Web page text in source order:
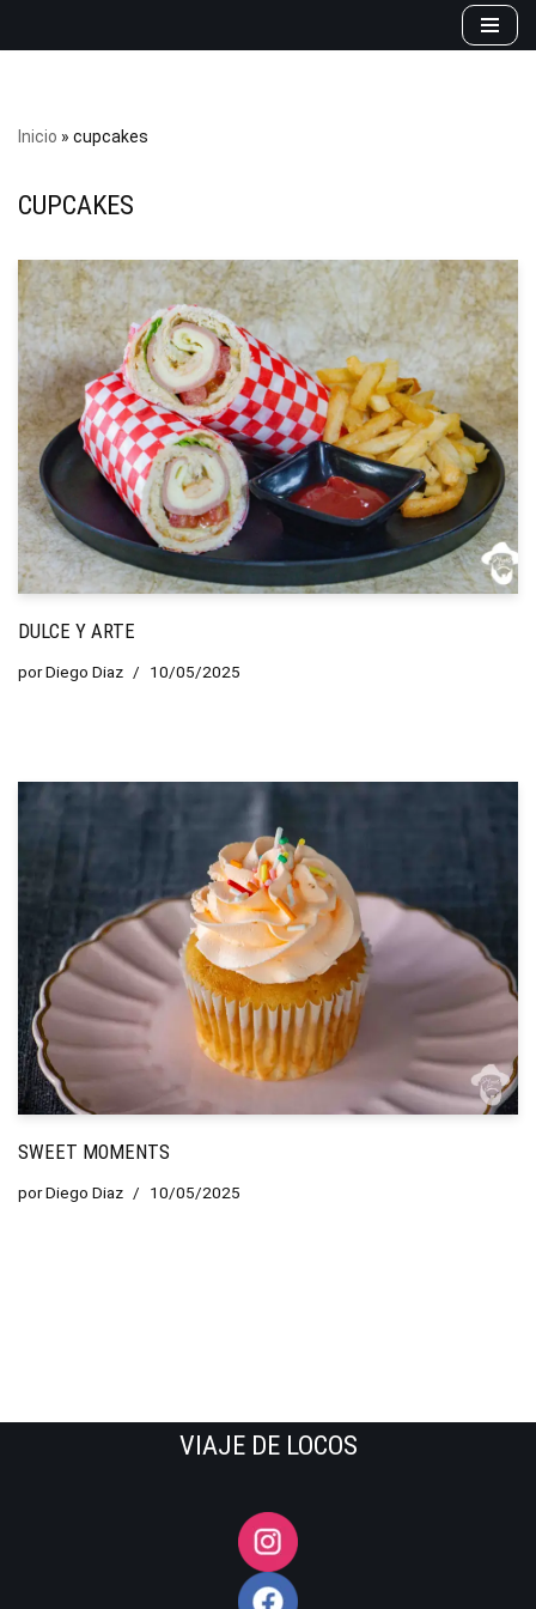
Inicio » cupcakes
CUPCAKES
DULCE Y ARTE
porDiego Diaz 10/05/2025
SWEET MOMENTS
porDiego Diaz 10/05/2025
VIAJE DE LOCOS